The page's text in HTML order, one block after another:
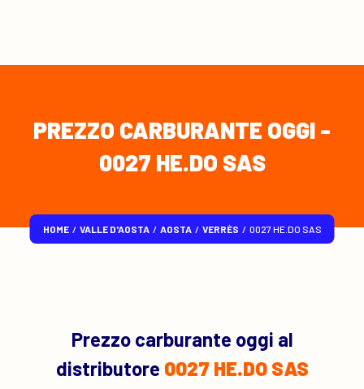
PREZZO CARBURANTE OGGI -
0027 HE.DO SAS
HOME / VALLE D'AOSTA / AOSTA / VERRÈS / 0027 HE.DO SAS
Prezzo carburante oggi al
distributore 0027 HE.DO SAS